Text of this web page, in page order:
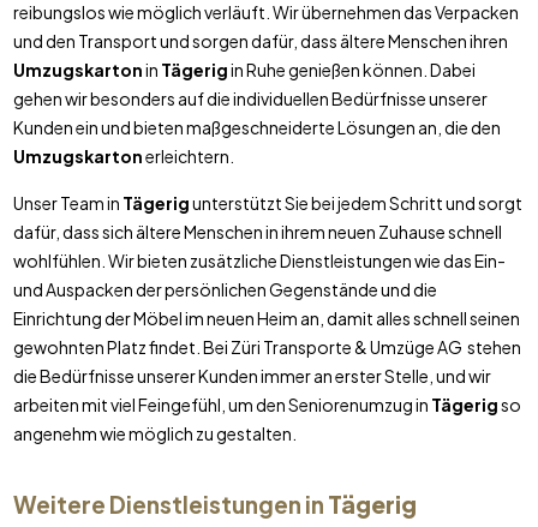
reibungslos wie möglich verläuft. Wir übernehmen das Verpacken
und den Transport und sorgen dafür, dass ältere Menschen ihren
Umzugskartonin Tägerigin Ruhe genießen können. Dabei
gehen wir besonders auf die individuellen Bedürfnisse unserer
Kunden ein und bieten maßgeschneiderte Lösungen an, die den
Umzugskartonerleichtern.
Unser Team in Tägerigunterstützt Sie bei jedem Schritt und sorgt
dafür, dass sich ältere Menschen in ihrem neuen Zuhause schnell
wohlfühlen. Wir bieten zusätzliche Dienstleistungen wie das Ein-
und Auspacken der persönlichen Gegenstände und die
Einrichtung der Möbel im neuen Heim an, damit alles schnell seinen
gewohnten Platz findet. Bei Züri Transporte & Umzüge AG stehen
die Bedürfnisse unserer Kunden immer an erster Stelle, und wir
arbeiten mit viel Feingefühl, um den Seniorenumzug in Tägerigso
angenehm wie möglich zu gestalten.
Weitere Dienstleistungen in Tägerig